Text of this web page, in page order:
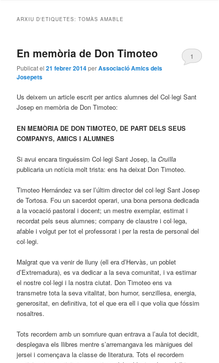
ARXIU D'ETIQUETES:TOMÀS AMABLE
En memòria de Don Timoteo
Publicat el21 febrer 2014perAssociació Amics dels
Josepets
1
Us deixem un article escrit per antics alumnes del Col·legi Sant
Josep en memòria de Don Timoteo:
EN MEMÒRIA DE DON TIMOTEO, DE PART DELS SEUS
COMPANYS, AMICS I ALUMNES
Si avui encara tinguéssim Col·legi Sant Josep, laCruïlla
publicaria un notícia molt trista: ens ha deixat Don Timoteo.
Timoteo Hernández va ser l’últim director del col·legi Sant Josep
de Tortosa. Fou un sacerdot operari, una bona persona dedicada
a la vocació pastoral i docent; un mestre exemplar, estimat i
recordat pels seus alumnes; company de claustre i col·lega,
afable i volgut per tot el professorat i per la resta de personal del
col·legi.
Malgrat que va venir de lluny (ell era d’Hervàs, un poblet
d’Extremadura), es va dedicar a la seva comunitat, i va estimar
el nostre col·legi i la nostra ciutat. Don Timoteo ens va
transmetre tota la seva vitalitat, bon humor, senzillesa, energia,
generositat, en definitiva, tot el que era ell i que volia que fóssim
nosaltres.
Tots recordem amb un somriure quan entrava a l’aula tot decidit,
desplegava els llibres mentre s’arremangava les mànigues del
jersei i començava la classe de literatura. Tots el recordem